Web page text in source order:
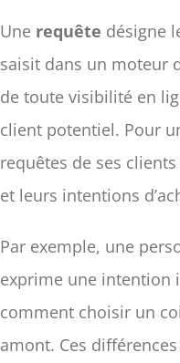
Une requête désigne
saisit dans un moteur
de toute visibilité en
client potentiel. Pour
requêtes de ses
et leurs intentions
Par exemple, une
exprime une intention
comment choisir un
amont. Ces